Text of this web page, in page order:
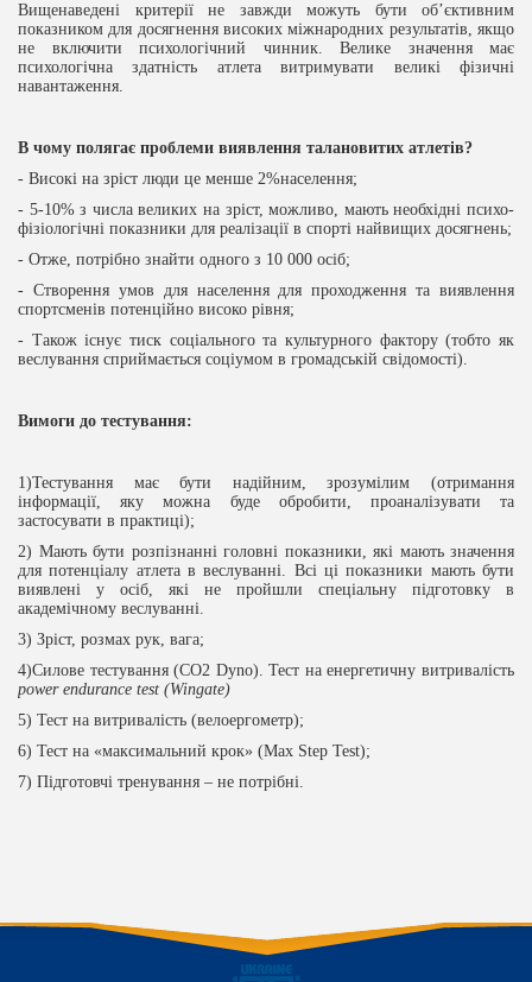
Вищенаведені критерії не завжди можуть бути об’єктивним
показником для досягнення високих міжнародних результатів, якщо
не включити психологічний чинник. Велике значення має
психологічна здатність атлета витримувати великі фізичні
навантаження.
В чому полягає проблеми виявлення талановитих атлетів?
- Високі на зріст люди це менше 2%населення;
- 5-10% з числа великих на зріст, можливо, мають необхідні психо-
фізіологічні показники для реалізації в спорті найвищих досягнень;
- Отже, потрібно знайти одного з 10 000 осіб;
- Створення умов для населення для проходження та виявлення
спортсменів потенційно високо рівня;
- Також існує тиск соціального та культурного фактору (тобто як
веслування сприймається соціумом в громадській свідомості).
Вимоги до тестування:
1)Тестування має бути надійним, зрозумілим (отримання
інформації, яку можна буде обробити, проаналізувати та
застосувати в практиці);
2) Мають бути розпізнанні головні показники, які мають значення
для потенціалу атлета в веслуванні. Всі ці показники мають бути
виявлені у осіб, які не пройшли спеціальну підготовку в
академічному веслуванні.
3) Зріст, розмах рук, вага;
4)Силове тестування (СО2 Dyno). Тест на енергетичну витривалість
power endurance test (Wingate)
5) Тест на витривалість (велоергометр);
6) Тест на «максимальний крок» (Max Step Test);
7) Підготовчі тренування – не потрібні.